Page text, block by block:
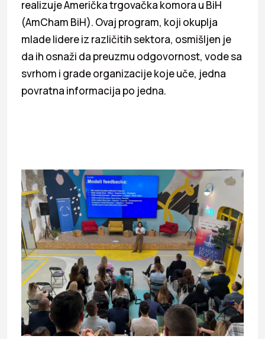
realizuje Američka trgovačka komora u BiH
(AmCham BiH). Ovaj program, koji okuplja
mlade lidere iz različitih sektora, osmišljen je
da ih osnaži da preuzmu odgovornost, vode sa
svrhom i grade organizacije koje uče, jedna
povratna informacija po jedna.